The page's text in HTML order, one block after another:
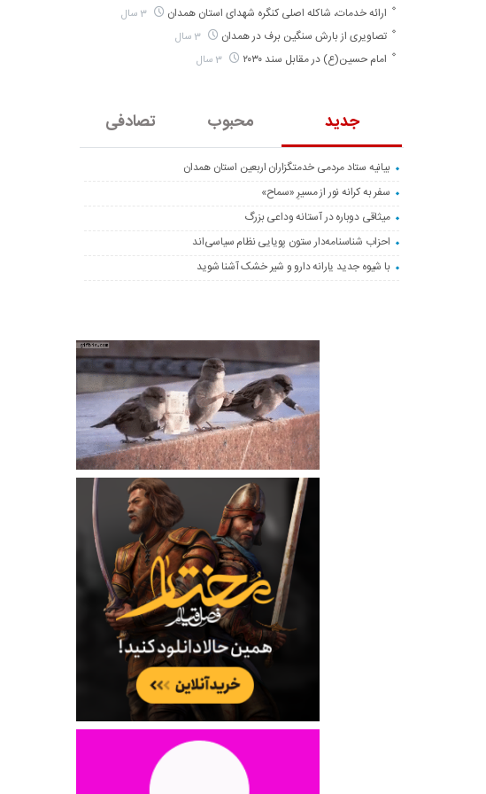
جدید محبوب تصادفی
بیانیه ستاد مردمی خدمتگزاران اربعین استان همدان
سفر به کرانه‌ نور از مسیرِ «سماح»
میثاقی دوباره در آستانه‌ وداعی بزرگ
احزاب شناسنامه‌دار ستون پویایی نظام سیاسی‌اند
با شیوه جدید یارانه دارو و شیر خشک آشنا شوید
ارائه خدمات، شاکله اصلی کنگره شهدای استان همدان
تصاویری از بارش سنگین برف در همدان
امام حسین(ع) در مقابل سند ۲۰۳۰